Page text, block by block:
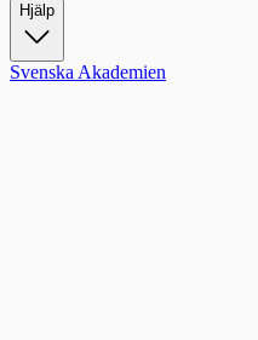
Hjälp
Svenska Akademien